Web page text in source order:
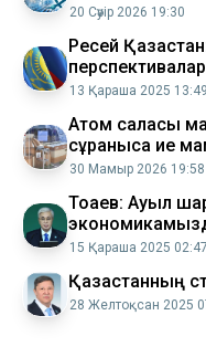
20 Сәуір 2026 19:30
Ресей
13 Қараша 2025 13:49
Атом саласы
сұранысқа ие
30 Мамыр 2026 19:58
Тоқаев: Ауыл
саласы
15 Қараша 2025 02:47
Қазақстанның
28 Желтоқсан 2025